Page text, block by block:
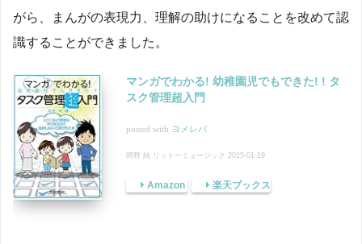
がら、まんがの表現力、理解の助けになることを改めて認
識することができました。
マンガでわかる! 幼稚園児でもできた! ! タ
スク管理超入門
posted with ヨメレバ
岡野 純 リットーミュージック 2015-01-19
Amazon 楽天ブックス